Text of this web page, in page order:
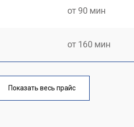
от 90 мин
от 160 мин
от 60 мин
Показать весь прайс